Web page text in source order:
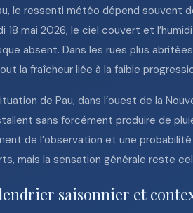
le ressenti météo dépend souvent
18 mai 2026, le ciel couvert et
absent. Dans les rues plus
la fraîcheur liée à la faible
de Pau, dans l’ouest de la
sans forcément produire de
de l’observation et une
mais la sensation générale reste
saisonnier et